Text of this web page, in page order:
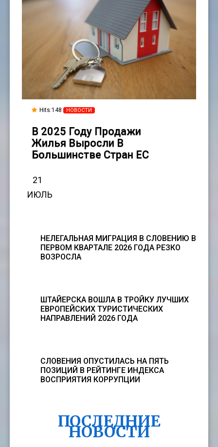
Hits:148 НОВОСТИ
В 2025 Году Продажи
Жилья Выросли В
Большинстве Стран ЕС
21
ИЮЛЬ
НЕЛЕГАЛЬНАЯ МИГРАЦИЯ В СЛОВЕНИЮ В
ПЕРВОМ КВАРТАЛЕ 2026 ГОДА РЕЗКО
ВОЗРОСЛА
ШТАЙЕРСКА ВОШЛА В ТРОЙКУ ЛУЧШИХ
ЕВРОПЕЙСКИХ ТУРИСТИЧЕСКИХ
НАПРАВЛЕНИЙ 2026 ГОДА
СЛОВЕНИЯ ОПУСТИЛАСЬ НА ПЯТЬ
ПОЗИЦИЙ В РЕЙТИНГЕ ИНДЕКСА
ВОСПРИЯТИЯ КОРРУПЦИИ
ПОСЛЕДНИЕ
HОВОСТИ